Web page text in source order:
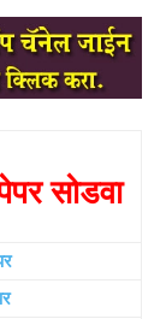
सोडवा